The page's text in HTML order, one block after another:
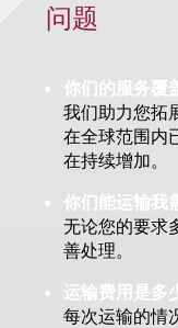
问题
你们的服务覆
我们助力您拓
在全球范围内
在持续增加。
你们能运输我
无论您的要求
善处理。
运输费用是多
每次运输的情